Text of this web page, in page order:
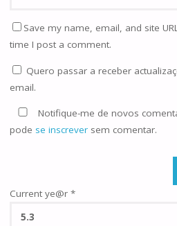
Save my name, email, and site
time I post a comment.
Quero passar a receber
email.
Notifique-me de novos
pode se inscreversem comentar.
Current ye@r *